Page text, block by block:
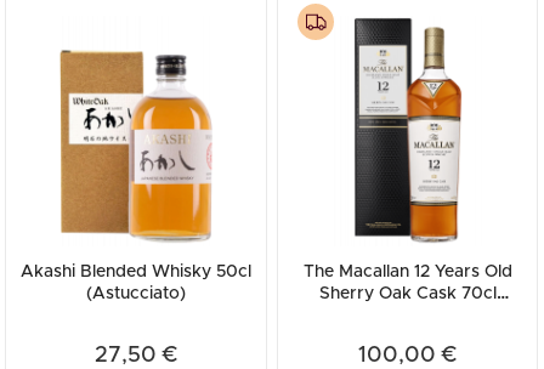
Akashi Blended Whisky 50cl
(Astucciato)
27,50 €
The Macallan 12 Years Old
Sherry Oak Cask 70cl
100,00 €